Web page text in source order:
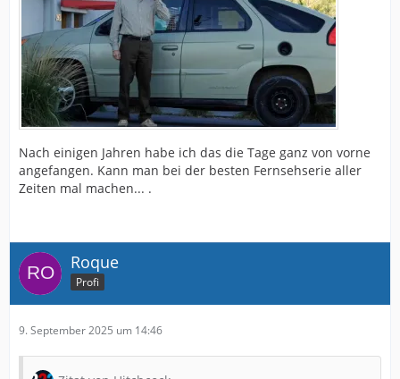
Nach einigen Jahren habe ich das die Tage ganz von vorne
angefangen. Kann man bei der besten Fernsehserie aller
Zeiten mal machen... .
Roque
Profi
9. September 2025 um 14:46